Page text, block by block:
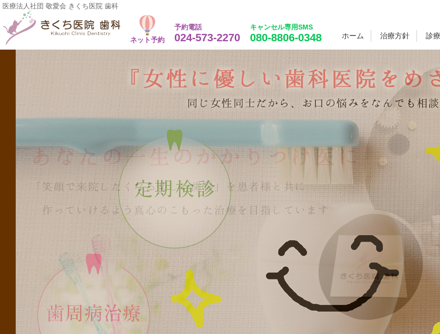
医療法人社団 敬愛会 きくち医院 歯科
ネット予約
予約電話
024-573-2270
キャンセル専用SMS
080-8806-0348 ホーム 治療方針 診